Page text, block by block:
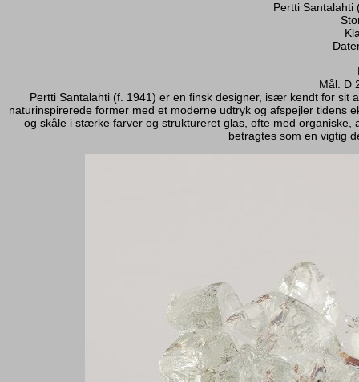
Pertti Santalahti
Mål: D
Pertti Santalahti (f. 1941) er en finsk designer, især kendt for sit
naturinspirerede former med et moderne udtryk og afspejler tidens
og skåle i stærke farver og struktureret glas, ofte med
betragtes som en vigtig